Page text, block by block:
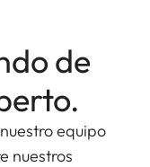
de
equipo
nuestros